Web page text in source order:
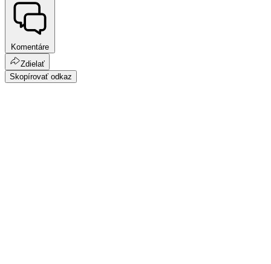
Komentáre
Zdielať
Skopírovať odkaz